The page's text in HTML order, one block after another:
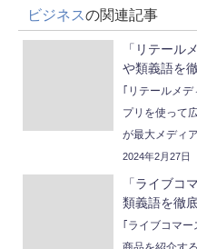
ビジネスの関連記事
「リテール
や類義語を
｢リテールメデ
プリを使って
が最大メディ
2024年2月27日
「ライブコ
類義語を徹
｢ライブコマ